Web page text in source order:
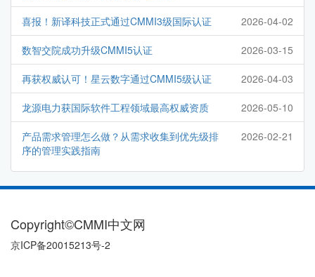
喜报！新译科技正式通过CMMI3级国际认证 2026-04-02
数智交院成功升级CMMI5认证 2026-03-15
再获权威认可！星云数字通过CMMI5级认证 2026-04-03
龙源电力获国际软件工程领域最高权威资质 2026-05-10
产品需求管理怎么做？从需求收集到优先级排
序的管理实践指南
2026-02-21
Copyright©CMMI中文网
京ICP备20015213号-2